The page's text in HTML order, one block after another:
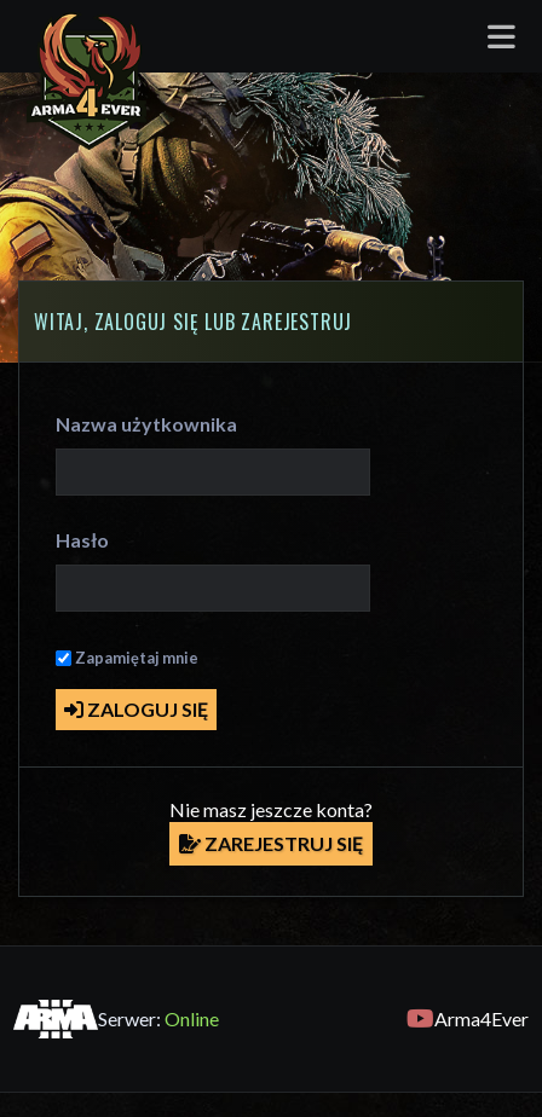
WITAJ, ZALOGUJ SIĘ LUB ZAREJESTRUJ
Nazwa użytkownika
Hasło
Zapamiętaj mnie
ZALOGUJ SIĘ
Nie masz jeszcze konta?
ZAREJESTRUJ SIĘ
Serwer:Online Arma4Ever